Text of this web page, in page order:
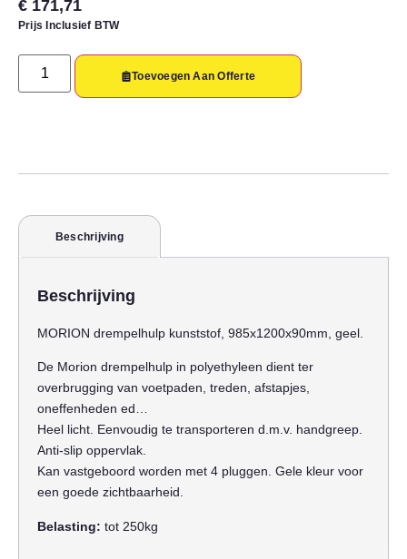
€ 171,71
Prijs Inclusief BTW
Toevoegen Aan Offerte
Beschrijving
Beschrijving
MORION drempelhulp kunststof, 985x1200x90mm, geel.
De Morion drempelhulp in polyethyleen dient ter
overbrugging van voetpaden, treden, afstapjes,
oneffenheden ed…
Heel licht. Eenvoudig te transporteren d.m.v. handgreep.
Anti-slip oppervlak.
Kan vastgeboord worden met 4 pluggen. Gele kleur voor
een goede zichtbaarheid.
Belasting: tot 250kg